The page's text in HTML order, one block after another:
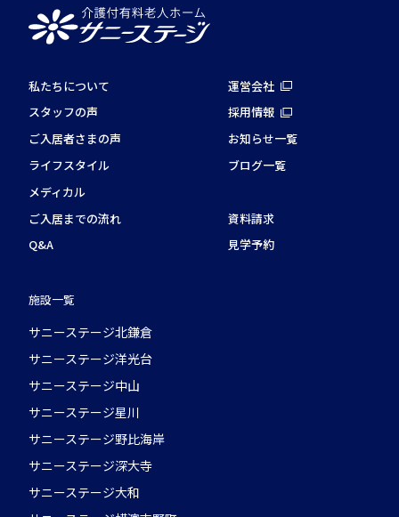
私たちについて
スタッフの声
ご入居者さまの声
ライフスタイル
メディカル
ご入居までの流れ
Q&A
施設一覧
サニーステージ北鎌倉
サニーステージ洋光台
サニーステージ中山
サニーステージ星川
サニーステージ野比海岸
サニーステージ深大寺
サニーステージ大和
運営会社
採用情報
お知らせ一覧
ブログ一覧
資料請求
見学予約